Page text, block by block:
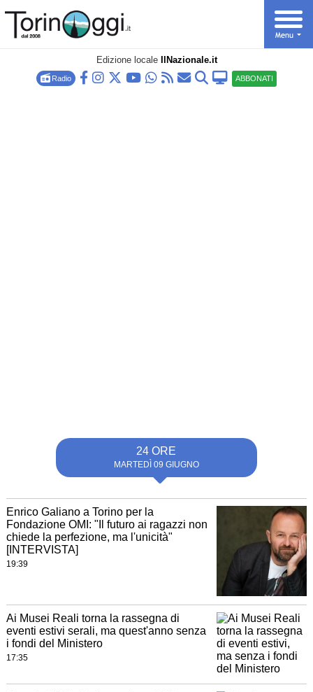
Edizione locale IlNazionale.it
Radio ABBONATI
24 ORE
MARTEDÌ 09 GIUGNO
Enrico Galiano a Torino per la
Fondazione OMI: "Il futuro ai ragazzi non
chiede la perfezione, ma l'unicità"
[INTERVISTA]
19:39
Ai Musei Reali torna la rassegna di
eventi estivi serali, ma quest'anno senza
i fondi del Ministero
17:35